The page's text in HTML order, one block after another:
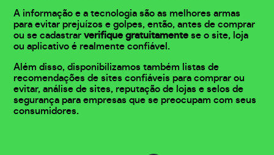
A informação e a tecnologia são as melhores armas
para evitar prejuízos e golpes, então, antes de comprar
ou se cadastrarverifique gratuitamente se o site, loja
ou aplicativo é realmente confiável.
Além disso, disponibilizamos também listas de
recomendações de sites confiáveis para comprar ou
evitar, análise de sites, reputação de lojas e selos de
segurança para empresas que se preocupam com seus
consumidores.